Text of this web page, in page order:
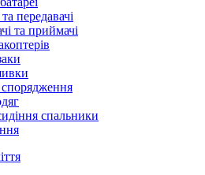
передавачі
та приймачі
спальники